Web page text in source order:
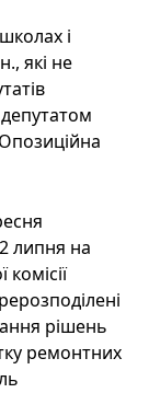
і
які не
липня на
рішень
ремонтних